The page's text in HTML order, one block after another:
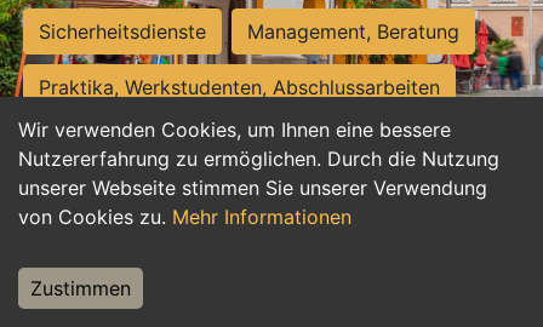
Wir verwenden Cookies, um Ihnen eine bessere
Nutzererfahrung zu ermöglichen. Durch die Nutzung
unserer Webseite stimmen Sie unserer Verwendung
von Cookies zu. Mehr Informationen
Zustimmen
Sicherheitsdienste Management, Beratung
Praktika, Werkstudenten, Abschlussarbeiten
Personalwesen Assistenz, Sekretariat
Hilfskräfte, Aushilfs- und Nebenjobs
Weiterbildung, Studium, duale Ausbildung